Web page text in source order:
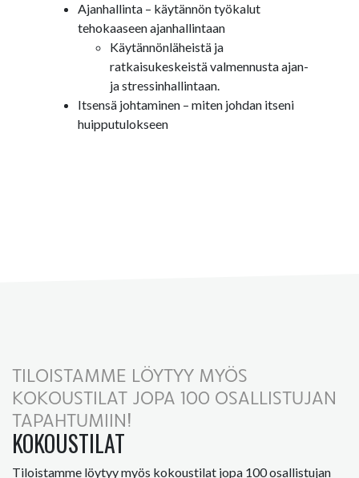
Ajanhallinta – käytännön työkalut
tehokaaseen ajanhallintaan
Käytännönläheistä ja
ratkaisukeskeistä valmennusta ajan-
ja stressinhallintaan.
Itsensä johtaminen – miten johdan itseni
huipputulokseen
TILOISTAMME LÖYTYY MYÖS
KOKOUSTILAT JOPA 100 OSALLISTUJAN
TAPAHTUMIIN!
KOKOUSTILAT
Tiloistamme löytyy myös kokoustilat jopa 100 osallistujan